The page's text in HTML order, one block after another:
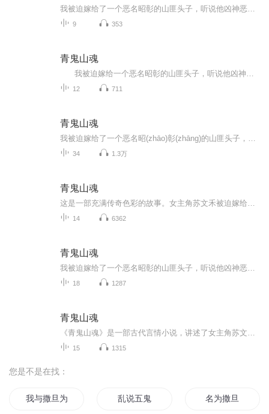
9 353
青鬼山魂
12 711
青鬼山魂
34 1.3万
青鬼山魂
14 6362
青鬼山魂
18 1287
青鬼山魂
15 1315
您是不是在找：
我与撒旦为邻 乱说五鬼 名为撒旦